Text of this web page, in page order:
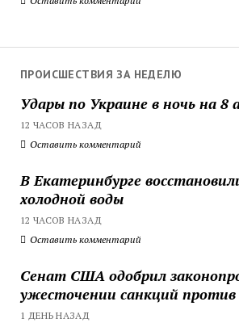
ПРОИСШЕСТВИЯ ЗА НЕДЕЛЮ
Удары по Украине в ночь на 8
12 ЧАСОВ НАЗАД
Оставить комментарий
В Екатеринбурге
холодной воды
12 ЧАСОВ НАЗАД
Оставить комментарий
Сенат США одобрил
ужесточении санкций против
1 ДЕНЬ НАЗАД